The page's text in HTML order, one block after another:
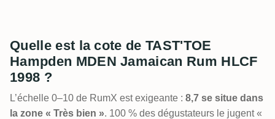
Quelle est la cote de TAST'TOE
Hampden MDEN Jamaican Rum HLCF
1998 ?
L’échelle 0–10 de RumX est exigeante : 8,7 se situe dans
la zone « Très bien ». 100 % des dégustateurs le jugent «